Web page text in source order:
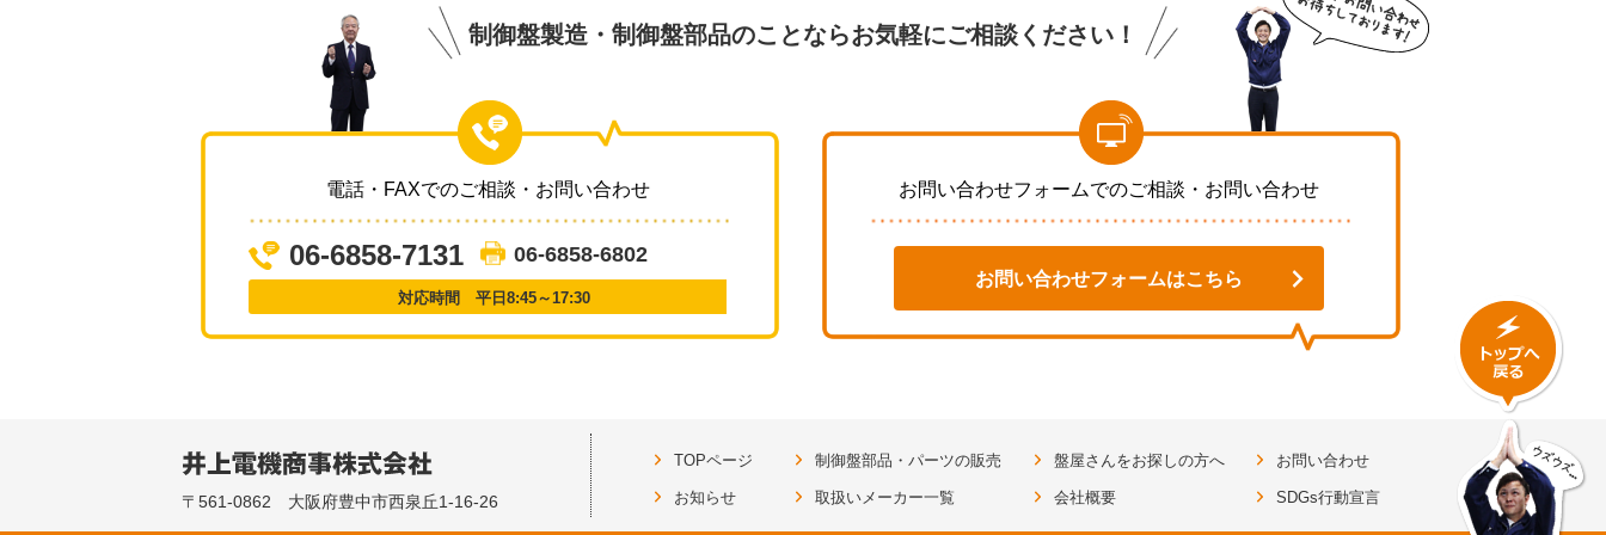
制御盤製造・制御盤部品のことならお気軽にご相談ください！
電話・FAXでのご相談・お問い合わせ
06-6858-7131 06-6858-6802
対応時間 平日8:45～17:30
お問い合わせフォームでのご相談・お問い合わせ
お問い合わせフォームはこちら
〒561-0862 大阪府豊中市西泉丘1-16-26
TOPページ 制御盤部品・パーツの販売 盤屋さんをお探しの方へ お問い合わせ
お知らせ 取扱いメーカー一覧 会社概要 SDGs行動宣言